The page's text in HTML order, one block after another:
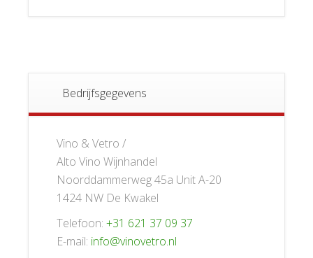
Bedrijfsgegevens
Vino & Vetro /
Alto Vino Wijnhandel
Noorddammerweg 45a Unit A-20
1424 NW De Kwakel
Telefoon: +31 621 37 09 37
E-mail: info@vinovetro.nl